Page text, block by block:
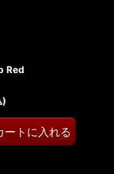
Red
)
ートに入れる